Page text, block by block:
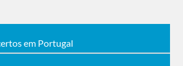
em Portugal